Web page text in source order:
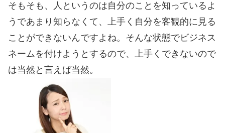
そもそも、人というのは自分のことを知っているよ
うであまり知らなくて、上手く自分を客観的に見る
ことができないんですよね。そんな状態でビジネス
ネームを付けようとするので、上手くできないので
は当然と言えば当然。